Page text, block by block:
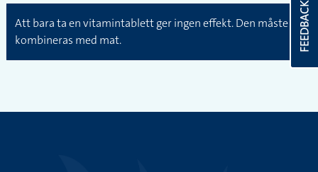
Att bara ta en vitamintablett ger ingen effekt. Den måste
kombineras med mat.
FEEDBACK